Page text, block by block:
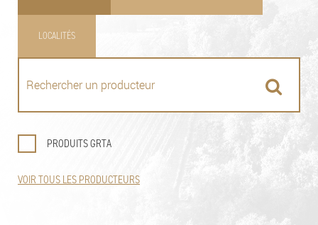
LOCALITÉS
PRODUITS GRTA
VOIR TOUS LES PRODUCTEURS